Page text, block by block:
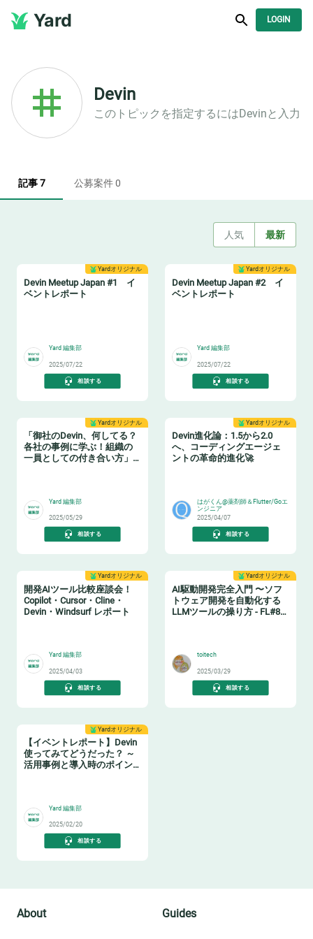
Yard LOGIN
Devin
このトピックを指定するにはDevin と入力
記事 7 公募案件 0
人気 最新
Yardオリジナル
Devin Meetup Japan #1 イ
ベントレポート
Yard 編集部
2025/07/22
相談する
Yardオリジナル
Devin Meetup Japan #2 イ
ベントレポート
Yard 編集部
2025/07/22
相談する
Yardオリジナル
「御社のDevin、何してる？
各社の事例に学ぶ！組織の
一員としての付き合い方」
Yard 編集部
2025/05/29
相談する
Yardオリジナル
Devin進化論：1.5から2.0
へ、コーディングエージェ
ントの革命的進化🚀
はがくん@薬剤師＆Flutter/Goエ
ンジニア
2025/04/07
相談する
Yardオリジナル
開発AIツール比較座談会！
Copilot・Cursor・Cline・
Devin・Windsurf レポート
Yard 編集部
2025/04/03
相談する
Yardオリジナル
AI駆動開発完全入門 〜ソフ
トウェア開発を自動化する
LLMツールの操り方 - FL#87
toitech
2025/03/29
相談する
Yardオリジナル
【イベントレポート】Devin
使ってみてどうだった？ ～
活用事例と導入時のポイン
Yard 編集部
2025/02/20
相談する
About Guides